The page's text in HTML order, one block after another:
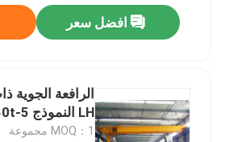
جولة في المعمل
اتصل بنا
افضل سعر
الرافعة الجوية
LH النموذج 5-40t مع عربة رفع
MOQ：1 مجموعة